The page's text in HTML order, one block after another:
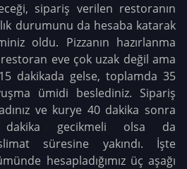
sipariş verilen restoranın
durumunu da hesaba katarak
oldu. Pizzanın hazırlanma
eve çok uzak değil ama
dakikada gelse, toplamda 35
ümidi beslediniz. Sipariş
ve kurye 40 dakika sonra
dakika gecikmeli olsa da
süresine yakındı. İşte
hesapladığımız üç aşağı